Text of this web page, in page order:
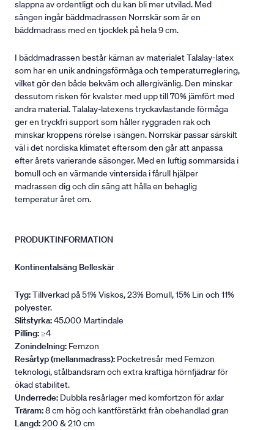
slappna av ordentligt och du kan bli mer utvilad. Med
sängen ingår bäddmadrassen Norrskär som är en
bäddmadrass med en tjocklek på hela 9 cm.
I bäddmadrassen består kärnan av materialet Talalay-latex
som har en unik andningsförmåga och temperaturreglering,
vilket gör den både bekväm och allergivänlig. Den minskar
dessutom risken för kvalster med upp till 70% jämfört med
andra material. Talalay-latexens tryckavlastande förmåga
ger en tryckfri support som håller ryggraden rak och
minskar kroppens rörelse i sängen. Norrskär passar särskilt
väl i det nordiska klimatet eftersom den går att anpassa
efter årets varierande säsonger. Med en luftig sommarsida i
bomull och en värmande vintersida i fårull hjälper
madrassen dig och din säng att hålla en behaglig
temperatur året om.
PRODUKTINFORMATION
Kontinentalsäng Belleskär
Tyg:Tillverkad på 51% Viskos, 23% Bomull, 15% Lin och 11%
polyester.
Slitstyrka:45.000 Martindale
Pilling:≥4
Zonindelning: Femzon
Resårtyp (mellanmadrass): Pocketresår med Femzon
teknologi, stålbandsram och extra kraftiga hörnfjädrar för
ökad stabilitet.
Underrede: Dubbla resårlager med komfortzon för axlar
Träram:8 cm hög och kantförstärkt från obehandlad gran
Längd:200 & 210 cm